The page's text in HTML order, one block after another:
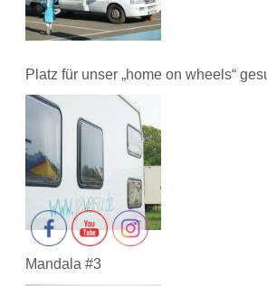
Platz für unser „home on wheels“
Mandala #3